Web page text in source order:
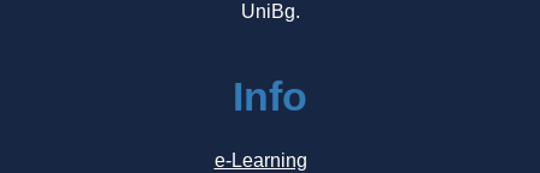
UniBg.
Info
e-Learning